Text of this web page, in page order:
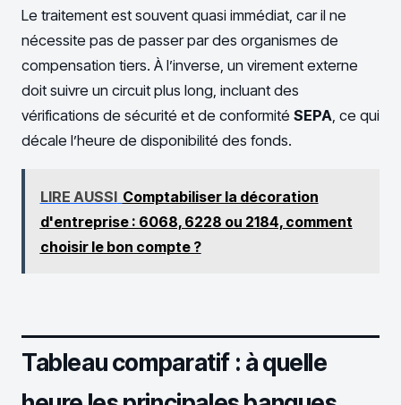
Le traitement est souvent quasi immédiat, car il ne
nécessite pas de passer par des organismes de
compensation tiers. À l’inverse, un virement externe
doit suivre un circuit plus long, incluant des
vérifications de sécurité et de conformité SEPA , ce qui
décale l’heure de disponibilité des fonds.
LIRE AUSSI Comptabiliser la décoration
d'entreprise : 6068, 6228 ou 2184, comment
choisir le bon compte ?
Tableau comparatif : à quelle